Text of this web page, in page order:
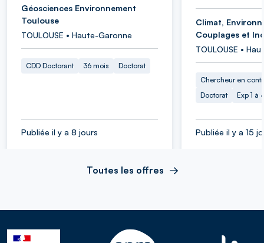
Géosciences Environnement
Toulouse
TOULOUSE • Haute-Garonne
CDD Doctorant 36 mois Doctorat
Publiée il y a 8 jours
Climat,
Couplages et
TOULOUSE •
Chercheur en
Doctorat
Exp 1 à
Publiée il y a 15
Toutes les offres